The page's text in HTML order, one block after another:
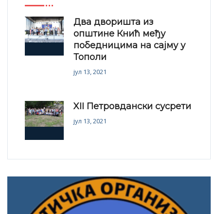
Два дворишта из
општине Кнић међу
победницима на сајму у
Тополи
јул 13, 2021
XII Петровдански сусрети
јул 13, 2021